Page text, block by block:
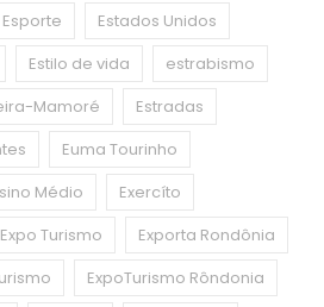
Esporte
Estados Unidos
Estilo de vida
estrabismo
Mamoré
Estradas
Euma Tourinho
Médio
Exercíto
Expo Turismo
Exporta Rondônia
ExpoTurismo Rôndonia